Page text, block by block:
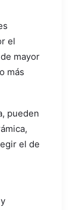
el
mayor
más
pueden
el de